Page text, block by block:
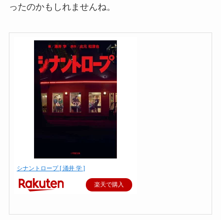
ったのかもしれませんね。
シナントロープ [ 涌井 学 ]
楽天で購入